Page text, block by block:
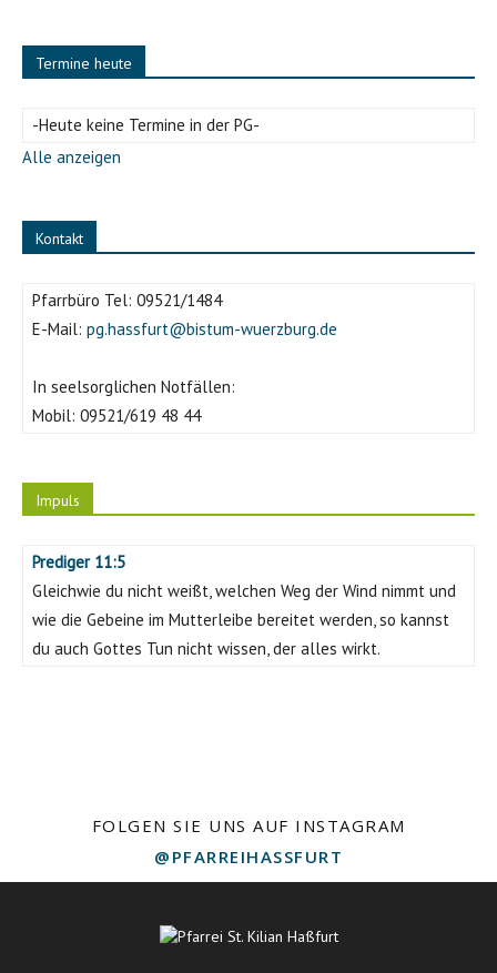
Termine heute
-Heute keine Termine in der PG-
Alle anzeigen
Kontakt
Pfarrbüro Tel: 09521/1484
E-Mail: pg.hassfurt@bistum-wuerzburg.de
In seelsorglichen Notfällen:
Mobil: 09521/619 48 44
Impuls
Prediger 11:5
Gleichwie du nicht weißt, welchen Weg der Wind nimmt und
wie die Gebeine im Mutterleibe bereitet werden, so kannst
du auch Gottes Tun nicht wissen, der alles wirkt.
FOLGEN SIE UNS AUF INSTAGRAM
@PFARREIHASSFURT